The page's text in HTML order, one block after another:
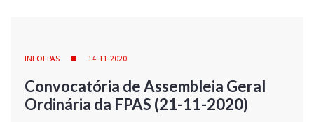
INFOFPAS 14-11-2020
Convocatória de Assembleia Geral
Ordinária da FPAS (21-11-2020)